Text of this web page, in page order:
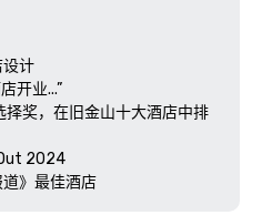
设计
开业...”
择奖，在旧金山十大酒店中排
2024